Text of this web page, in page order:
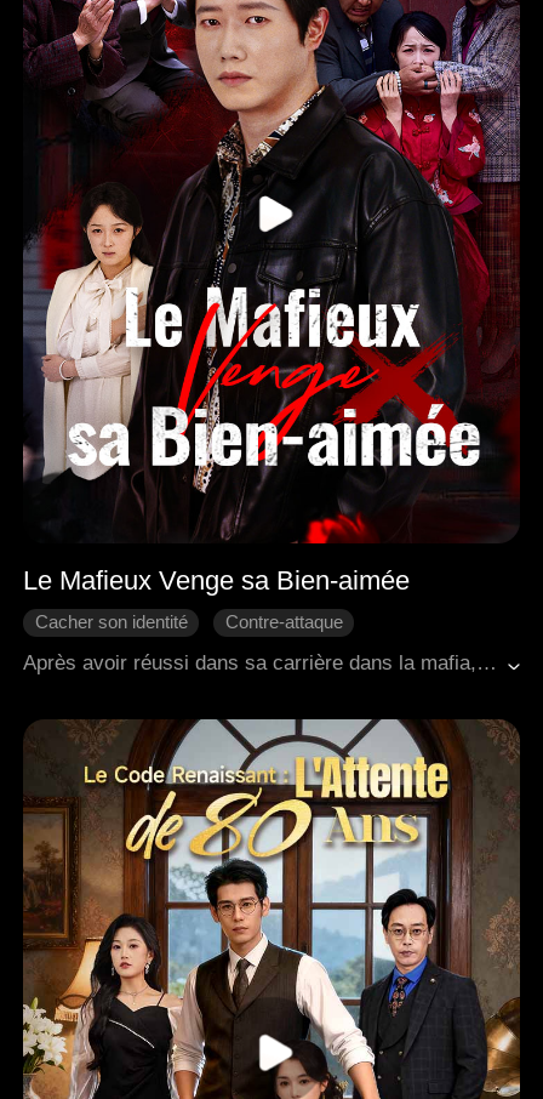
Le Mafieux Venge sa Bien-aimée
Cacher son identité
Contre-attaque
Amour moderne
Vengeance
Après avoir réussi dans sa carrière dans la mafia, Adrian est retourné dans sa ville natale avec l'intention de récompenser sa tante Thea et à son oncle Ryan, qui avaient aidé à prendre soin de sa femme Brielle. À sa grande surprise, il a découvert que Thea et Ryan avaient abusé de Brielle pendant longtemps et avaient même tenté de la vendre à une personne handicapée. Adrian a sauvé sa femme et a révélé la vérité, ce qui a conduit les coupables à subir de sévères sanctions légales. Durant ce processus, Adrian a appris qu'il n'était pas le fils biologique de sa mère Kaylee, et que son père biologique avait été assassiné par Kaylee et son deuxième mari Nathan. À la fin, Adrian et Brielle ont reconstruit leur foyer, se sont engagés activement dans le développement régional et ont accueilli une nouvelle vie ainsi qu'un avenir paisible.